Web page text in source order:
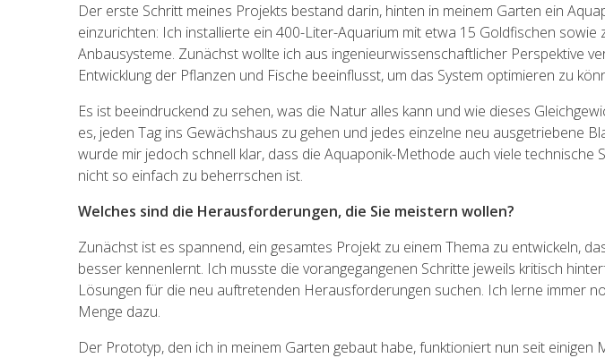
Der erste Schritt meines Projekts bestand darin, hinten in meinem Garten ein
einzurichten: Ich installierte ein 400-Liter-Aquarium mit etwa 15 Goldfischen sowie
Anbausysteme. Zunächst wollte ich aus ingenieurwissenschaftlicher Perspektive
Entwicklung der Pflanzen und Fische beeinflusst, um das System optimieren zu
Es ist beeindruckend zu sehen, was die Natur alles kann und wie dieses
es, jeden Tag ins Gewächshaus zu gehen und jedes einzelne neu ausgetriebene
wurde mir jedoch schnell klar, dass die Aquaponik-Methode auch viele technische
nicht so einfach zu beherrschen ist.
Welches sind die Herausforderungen, die Sie meistern wollen?
Zunächst ist es spannend, ein gesamtes Projekt zu einem Thema zu entwickeln,
besser kennenlernt. Ich musste die vorangegangenen Schritte jeweils kritisch
Lösungen für die neu auftretenden Herausforderungen suchen. Ich lerne immer
Menge dazu.
Der Prototyp, den ich in meinem Garten gebaut habe, funktioniert nun seit einigen